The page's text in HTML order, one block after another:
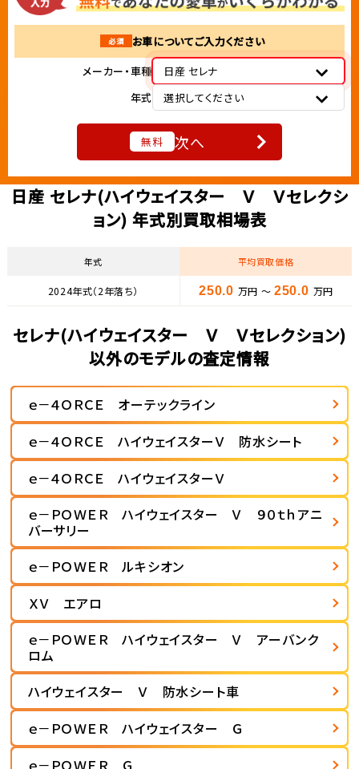
必須
お車についてご入力ください
メーカー・車種
日産 セレナ
年式
選択してください
無料 次へ
日産 セレナ(ハイウェイスター Ｖ Ｖセレクシ
ョン) 年式別買取相場表
年式 平均買取価格
2024年式（2年落ち） 250.0 万円 ～ 250.0 万円
セレナ(ハイウェイスター Ｖ Ｖセレクション)
以外のモデルの査定情報
ｅ－４ＯＲＣＥ オーテックライン
ｅ－４ＯＲＣＥ ハイウェイスターＶ 防水シート
ｅ－４ＯＲＣＥ ハイウェイスターＶ
ｅ－ＰＯＷＥＲ ハイウェイスター Ｖ ９０ｔｈアニ
バーサリー
ｅ－ＰＯＷＥＲ ルキシオン
ＸＶ エアロ
ｅ－ＰＯＷＥＲ ハイウェイスター Ｖ アーバンク
ロム
ハイウェイスター Ｖ 防水シート車
ｅ－ＰＯＷＥＲ ハイウェイスター Ｇ
ｅ－ＰＯＷＥＲ Ｇ